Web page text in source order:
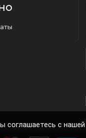
соглашаетесь с нашей